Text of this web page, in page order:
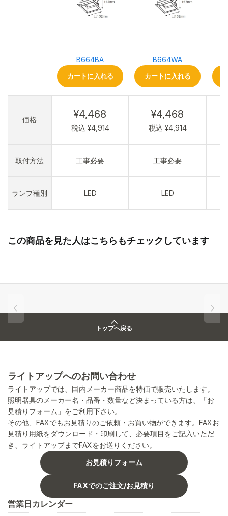
価格
取付方法
ランプ種別
B664BA
カートに入れる
¥4,468
税込 ¥4,914
工事必要
LED
B664WA
カートに入れる
¥4,468
税込 ¥4,914
工事必要
LED
この商品を見た人はこちらもチェックしています
トップへ戻る
ライトアップへのお問い合わせ
ライトアップでは、国内メーカー商品を特価で販売いたします。
照明器具のメーカー名・品番・数量など決まっている方は、「お
見積りフォーム」をご利用下さい。
その他、FAXでもお見積りのご依頼・お買い物ができます。FAXお
見積り用紙をダウンロード・印刷して、必要項目をご記入いただ
き、ライトアップまでFAXをお送りください。
お見積りフォーム
FAXでのご注文/お見積り
営業日カレンダー